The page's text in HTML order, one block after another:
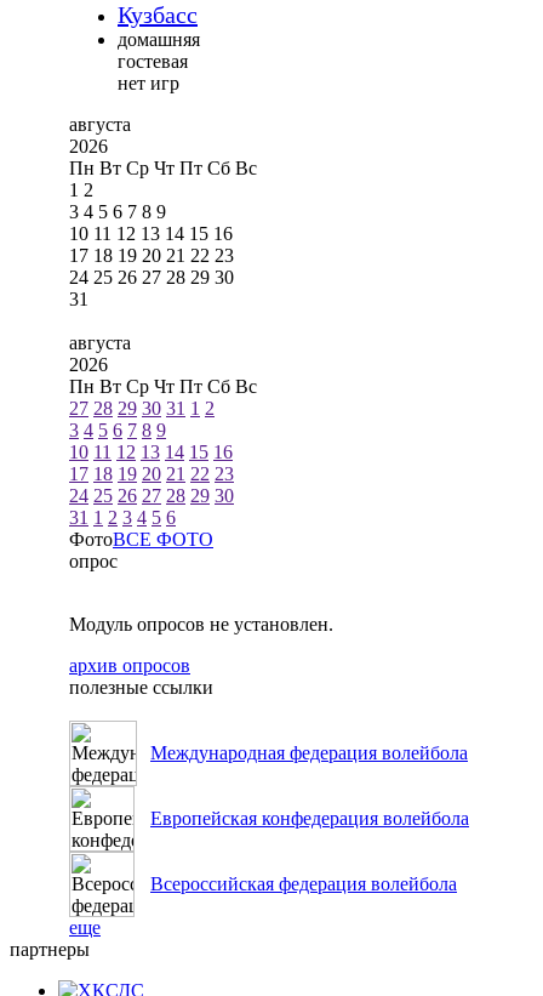
Кузбасс
домашняя
гостевая
нет игр
августа
2026
Пн Вт Ср Чт Пт Сб Вс
1 2
3 4 5 6 7 8 9
10 11 12 13 14 15 16
17 18 19 20 21 22 23
24 25 26 27 28 29 30
31
августа
2026
Пн Вт Ср Чт Пт Сб Вс
27 28 29 30 31 1 2
3 4 5 6 7 8 9
10 11 12 13 14 15 16
17 18 19 20 21 22 23
24 25 26 27 28 29 30
31 1 2 3 4 5 6
ФотоВСЕ ФОТО
опрос
Модуль опросов не установлен.
архив опросов
полезные ссылки
Международная федерация волейбола
Европейская конфедерация волейбола
Всероссийская федерация волейбола
еще
партнеры